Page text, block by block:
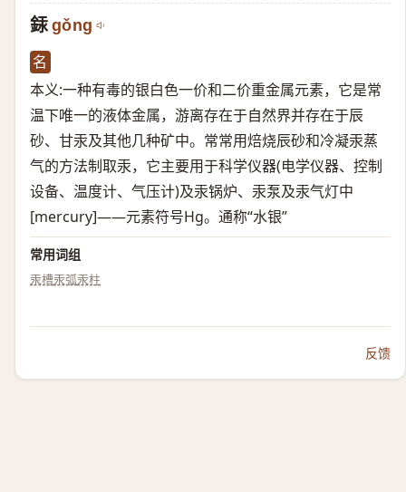
銾 gǒng
名
本义:一种有毒的银白色一价和二价重金属元素，它是常
温下唯一的液体金属，游离存在于自然界并存在于辰
砂、甘汞及其他几种矿中。常常用焙烧辰砂和冷凝汞蒸
气的方法制取汞，它主要用于科学仪器(电学仪器、控制
设备、温度计、气压计)及汞锅炉、汞泵及汞气灯中
[mercury]——元素符号Hg。通称“水银”
常用词组
汞槽汞弧汞柱
反馈